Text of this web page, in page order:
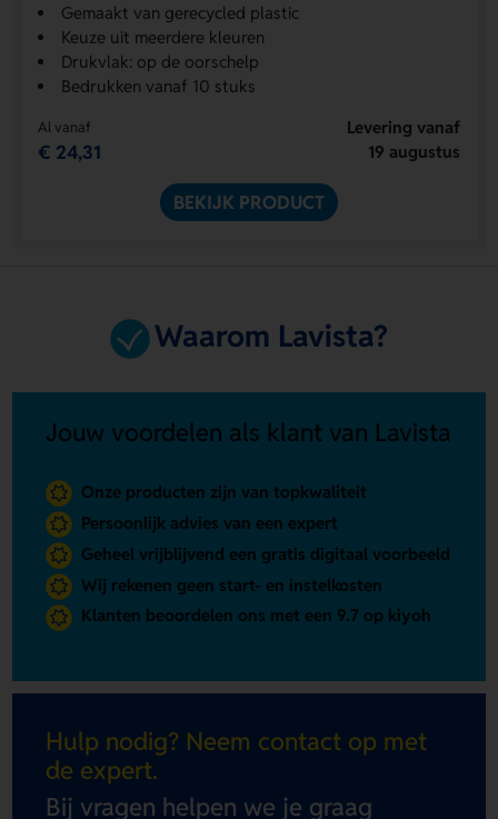
Gemaakt van gerecycled plastic
Keuze uit meerdere kleuren
Drukvlak: op de oorschelp
Bedrukken vanaf 10 stuks
Al vanaf
€ 24,31
Levering vanaf
19 augustus
BEKIJK PRODUCT
Waarom Lavista?
Jouw voordelen als klant van Lavista
Onze producten zijn van topkwaliteit
Persoonlijk advies van een expert
Geheel vrijblijvend een gratis digitaal voorbeeld
Wij rekenen geen start- en instelkosten
Klanten beoordelen ons met een 9.7 op kiyoh
Hulp nodig? Neem contact op met
de expert.
Bij vragen helpen we je graag